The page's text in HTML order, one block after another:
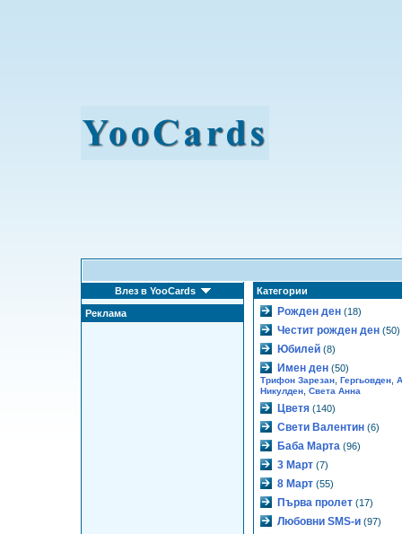
Влез в YooCards
Реклама
Категории
Рожден ден (18)
Честит рожден ден (50)
Юбилей (8)
Имен ден (50)
Трифон Зарезан Гергьовден
Никулден Света Анна
Цветя (140)
Свети Валентин (6)
Баба Марта (96)
3 Март (7)
8 Март (55)
Първа пролет (17)
Любовни SMS-и (97)